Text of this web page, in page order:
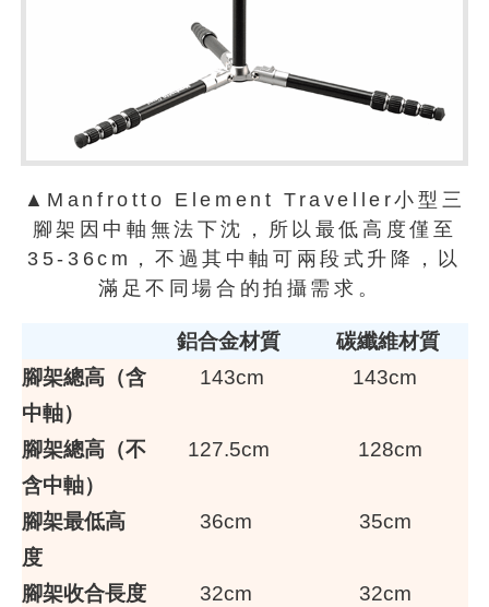
▲Manfrotto Element Traveller小型三
腳架因中軸無法下沈，所以最低高度僅至
35-36cm，不過其中軸可兩段式升降，以
滿足不同場合的拍攝需求。
鋁合金材質
碳纖維材質
腳架總高（含
中軸）
143cm 143cm
腳架總高（不
含中軸）
127.5cm 128cm
腳架最低高
度
36cm 35cm
腳架收合長度 32cm
32cm